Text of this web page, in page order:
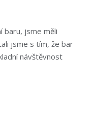
baru, jsme měli
jsme s tím, že bar
návštěvnost